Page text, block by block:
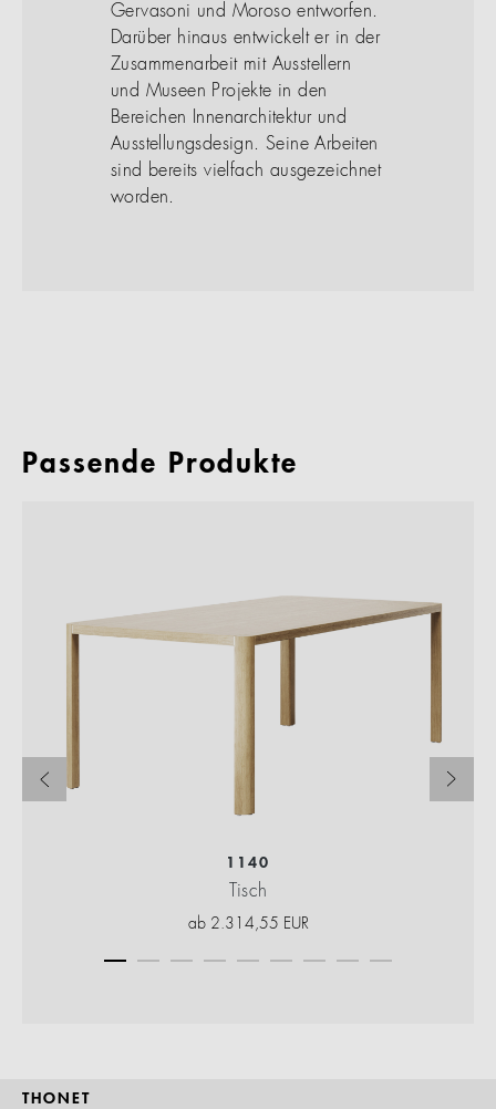
Gervasoni und Moroso entworfen.
Darüber hinaus entwickelt er in der
Zusammenarbeit mit Ausstellern
und Museen Projekte in den
Bereichen Innenarchitektur und
Ausstellungsdesign. Seine Arbeiten
sind bereits vielfach ausgezeichnet
worden.
Passende Produkte
1140
Tisch
ab 2.314,55 EUR
THONET